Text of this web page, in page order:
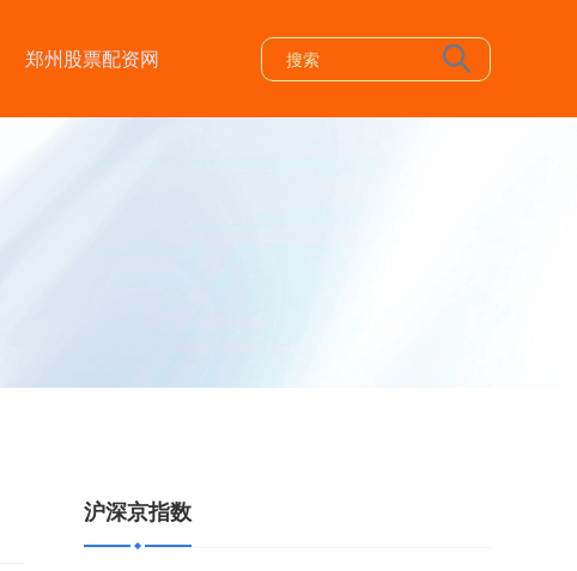
郑州股票配资网
沪深京指数